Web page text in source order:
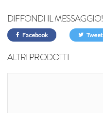
DIFFONDI IL MESSAGGIO!
Facebook Tweet
ALTRI PRODOTTI